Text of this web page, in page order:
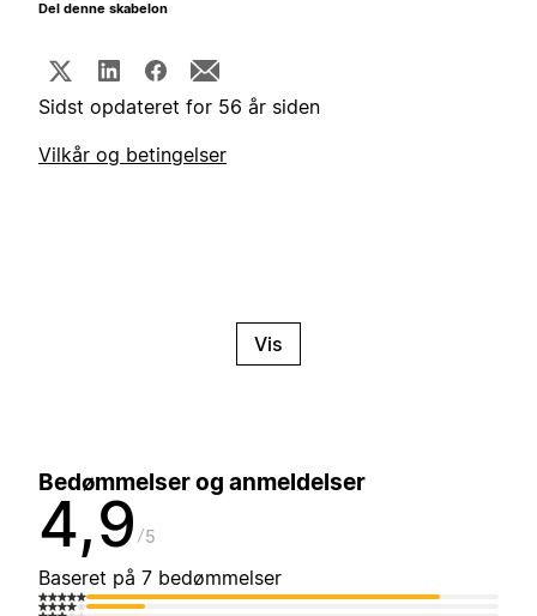
Del denne skabelon
Sidst opdateret for 56 år siden
Vilkår og betingelser
Vis
Bedømmelser og anmeldelser
4,9 5
Baseret på 7 bedømmelser